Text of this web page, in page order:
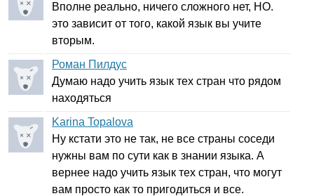
Вполне реально, ничего сложного нет, НО.
это зависит от того, какой язык вы учите
вторым.
Роман Пилдус
Думаю надо учить язык тех стран что рядом
находяться
Karina Topalova
Ну кстати это не так, не все страны соседи
нужны вам по сути как в знании языка. А
вернее надо учить язык тех стран, что могут
вам просто как то пригодиться и все.